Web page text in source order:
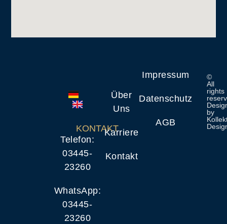
KONTAKT
Telefon:
03445-
23260
WhatsApp:
03445-
23260
Über
Uns
Karriere
Kontakt
Impressum
Datenschutz
AGB
©
All
rights
by